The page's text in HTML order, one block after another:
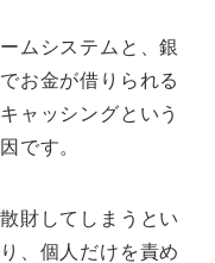
ムシステムと、銀
お金が借りられる
ャッシングという
です。
財してしまうとい
、個人だけを責め